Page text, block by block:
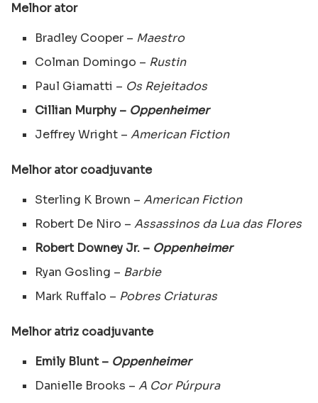
Melhor ator
Bradley Cooper – Maestro
Colman Domingo – Rustin
Paul Giamatti – Os Rejeitados
Cillian Murphy – Oppenheimer
Jeffrey Wright –American Fiction
Melhor ator coadjuvante
Sterling K Brown –American Fiction
Robert De Niro –Assassinos da Lua das Flores
Robert Downey Jr. – Oppenheimer
Ryan Gosling – Barbie
Mark Ruffalo – Pobres Criaturas
Melhor atriz coadjuvante
Emily Blunt – Oppenheimer
Danielle Brooks –A Cor Púrpura